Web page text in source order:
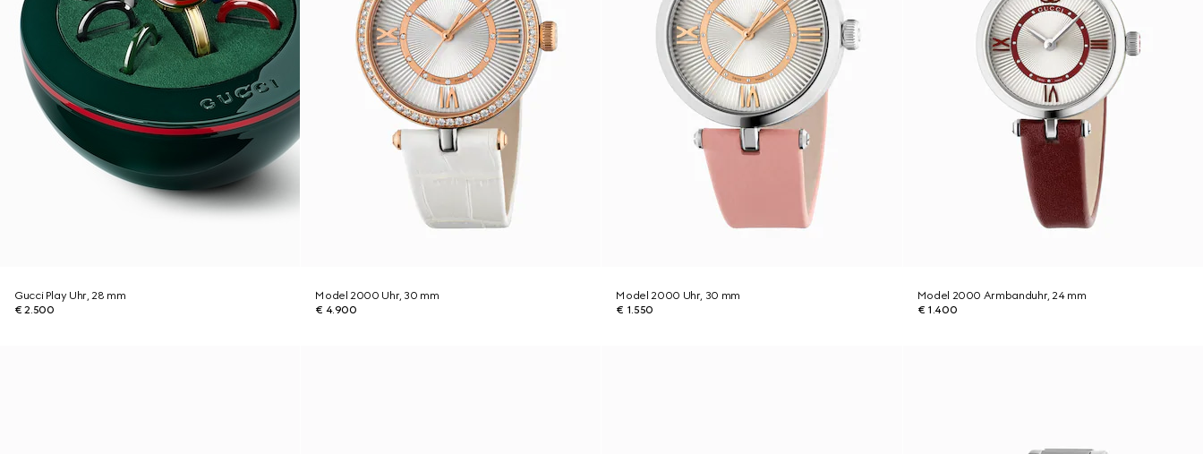
Gucci Play Uhr, 28 mm
€ 2.500
Model 2000 Uhr, 30 mm
€ 4.900
Model 2000 Uhr, 30 mm
€ 1.550
Model 2000 Armbanduhr, 24 mm
€ 1.400